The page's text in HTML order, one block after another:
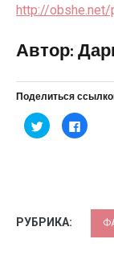
http://
Автор:
Поделиться
Нажмите,
чтобы
поделиться
здесь,
новом
окне)
РУБРИКА: